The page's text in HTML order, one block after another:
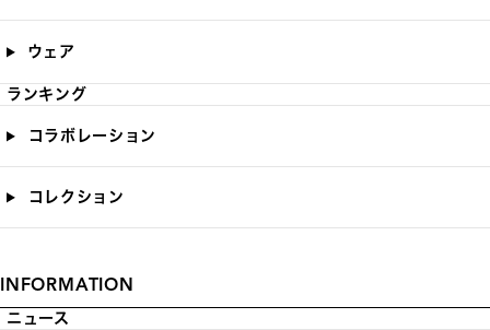
ウェア
ランキング
コラボレーション
コレクション
INFORMATION
ニュース